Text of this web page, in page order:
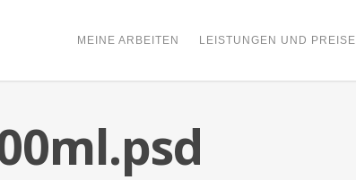
MEINE ARBEITEN LEISTUNGEN UND PREISE